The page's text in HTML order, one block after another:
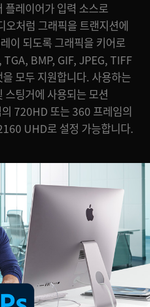
플레이어가 입력 소스로
오처럼 그래픽을 트랜지션에
이 되도록 그래픽을 키어로
TGA, BMP, GIF, JPEG, TIFF
모두 지원합니다. 사용하는
스팅거에 사용되는 모션
720HD 또는 360 프레임의
UHD로 설정 가능합니다.